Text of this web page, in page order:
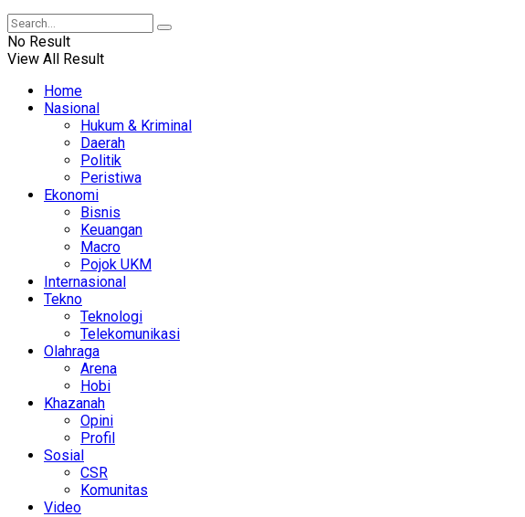
No Result
View All Result
Home
Nasional
Hukum & Kriminal
Daerah
Politik
Peristiwa
Ekonomi
Bisnis
Keuangan
Macro
Pojok UKM
Internasional
Tekno
Teknologi
Telekomunikasi
Olahraga
Arena
Hobi
Khazanah
Opini
Profil
Sosial
CSR
Komunitas
Video